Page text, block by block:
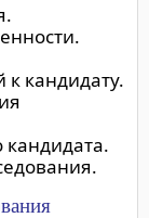
кандидату.